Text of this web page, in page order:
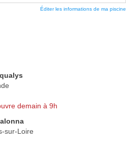
Éditer les informations de ma piscine
demain à 9h
sur-Loire